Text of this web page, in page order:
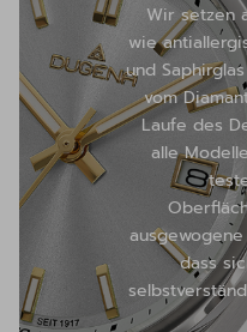
Wir setzen
wie
und
vom
Laufe des
alle
dass